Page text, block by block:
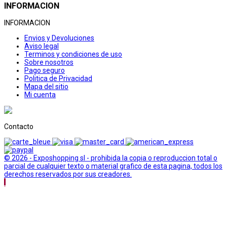
INFORMACION
INFORMACION
Envios y Devoluciones
Aviso legal
Terminos y condiciones de uso
Sobre nosotros
Pago seguro
Politica de Privacidad
Mapa del sitio
Mi cuenta
Contacto
© 2026 - Exposhopping sl - prohibida la copia o reproduccion total o
parcial de cualquier texto o material grafico de esta pagina, todos los
derechos reservados por sus creadores.